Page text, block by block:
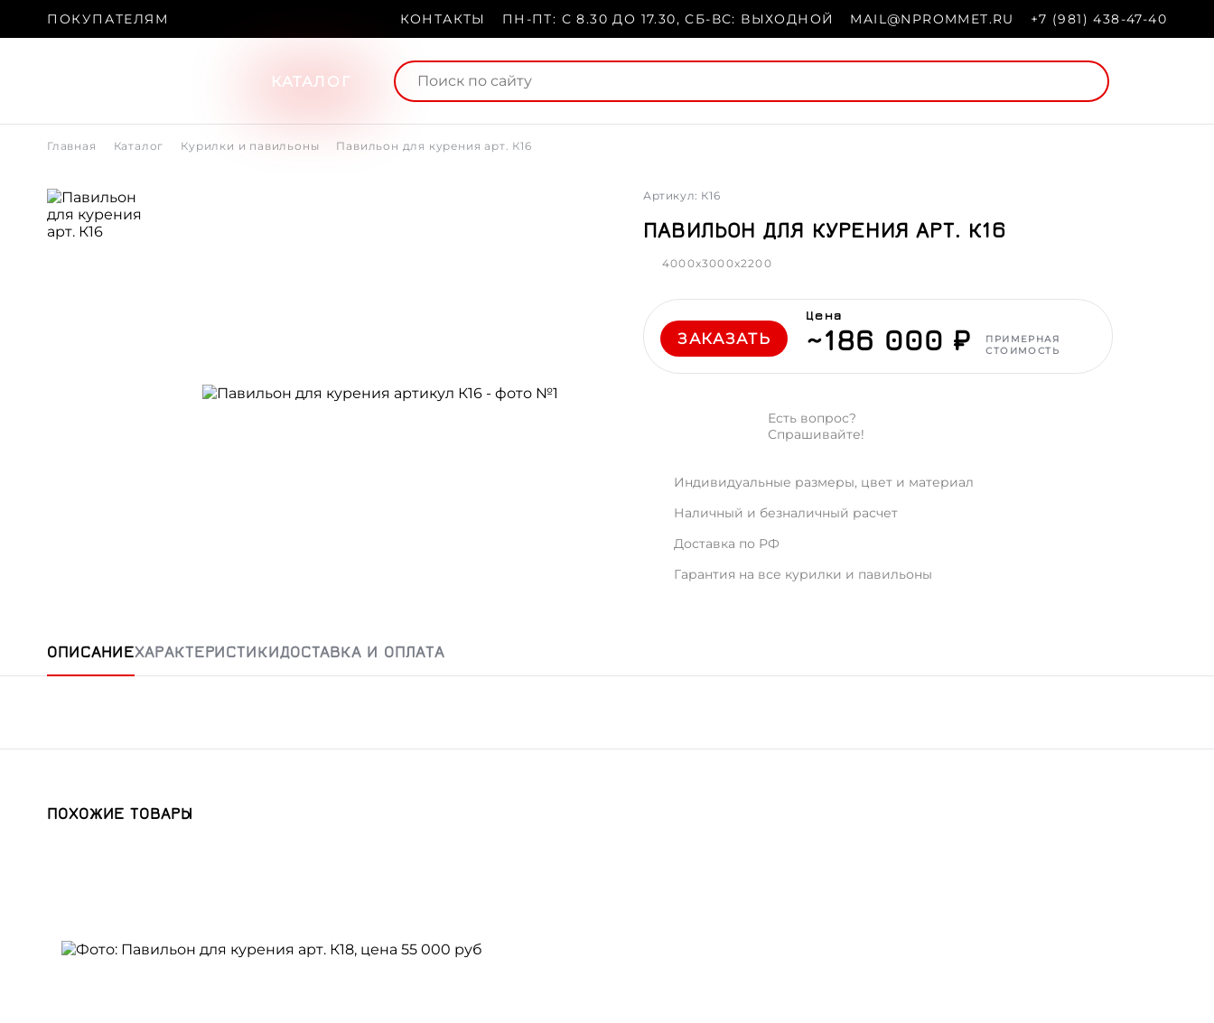
ПОКУПАТЕЛЯМ КОНТАКТЫ ПН-ПТ: С 8.30 ДО 17.30, СБ-ВС: ВЫХОДНОЙ MAIL@NPROMMET.RU +7 (981) 438-47-40
КАТАЛОГ
Главная Каталог Курилки и павильоны Павильон для курения арт. К16
Артикул: К16
ПАВИЛЬОН ДЛЯ КУРЕНИЯ АРТ. К16
4000x3000x2200
ЗАКАЗАТЬ
Цена
~186 000 ₽
ПРИМЕРНАЯ
СТОИМОСТЬ
Есть вопрос?
Спрашивайте!
Индивидуальные размеры, цвет и материал
Наличный и безналичный расчет
Доставка по РФ
Гарантия на все курилки и павильоны
ОПИСАНИЕХАРАКТЕРИСТИКИДОСТАВКА И ОПЛАТА
ПОХОЖИЕ ТОВАРЫ